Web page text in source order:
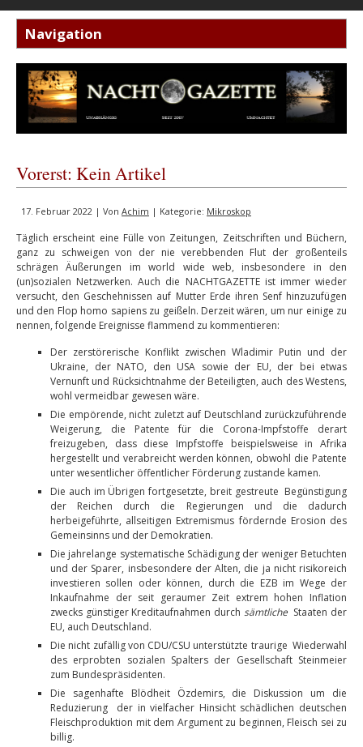
Vorerst: Kein Artikel
17. Februar 2022 | Von Achim | Kategorie: Mikroskop
Täglich erscheint eine Fülle von Zeitungen, Zeitschriften und Büchern,
ganz zu schweigen von der nie verebbenden Flut der großenteils
schrägen Äußerungen im world wide web, insbesondere in den
(un)sozialen Netzwerken. Auch die NACHTGAZETTE ist immer wieder
versucht, den Geschehnissen auf Mutter Erde ihren Senf hinzuzufügen
und den Flop homo sapiens zu geißeln. Derzeit wären, um nur einige zu
nennen, folgende Ereignisse flammend zu kommentieren:
Der zerstörerische Konflikt zwischen Wladimir Putin und der
Ukraine, der NATO, den USA sowie der EU, der bei etwas
Vernunft und Rücksichtnahme der Beteiligten, auch des Westens,
wohl vermeidbar gewesen wäre.
Die empörende, nicht zuletzt auf Deutschland zurückzuführende
Weigerung, die Patente für die Corona-Impfstoffe derart
freizugeben, dass diese Impfstoffe beispielsweise in Afrika
hergestellt und verabreicht werden können, obwohl die Patente
unter wesentlicher öffentlicher Förderung zustande kamen.
Die auch im Übrigen fortgesetzte, breit gestreute Begünstigung
der Reichen durch die Regierungen und die dadurch
herbeigeführte, allseitigen Extremismus fördernde Erosion des
Gemeinsinns und der Demokratien.
Die jahrelange systematische Schädigung der weniger Betuchten
und der Sparer, insbesondere der Alten, die ja nicht risikoreich
investieren sollen oder können, durch die EZB im Wege der
Inkaufnahme der seit geraumer Zeit extrem hohen Inflation
zwecks günstiger Kreditaufnahmen durch sämtliche Staaten der
EU, auch Deutschland.
Die nicht zufällig von CDU/CSU unterstützte traurige Wiederwahl
des erprobten sozialen Spalters der Gesellschaft Steinmeier
zum Bundespräsidenten.
Die sagenhafte Blödheit Özdemirs, die Diskussion um die
Reduzierung der in vielfacher Hinsicht schädlichen deutschen
Fleischproduktion mit dem Argument zu beginnen, Fleisch sei zu
billig.